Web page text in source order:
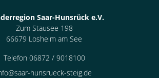
Saar-Hunsrück e.V.
Zum Stausee 198
66679 Losheim am See
Telefon 06872 / 9018100
hunsrueck-steig.de